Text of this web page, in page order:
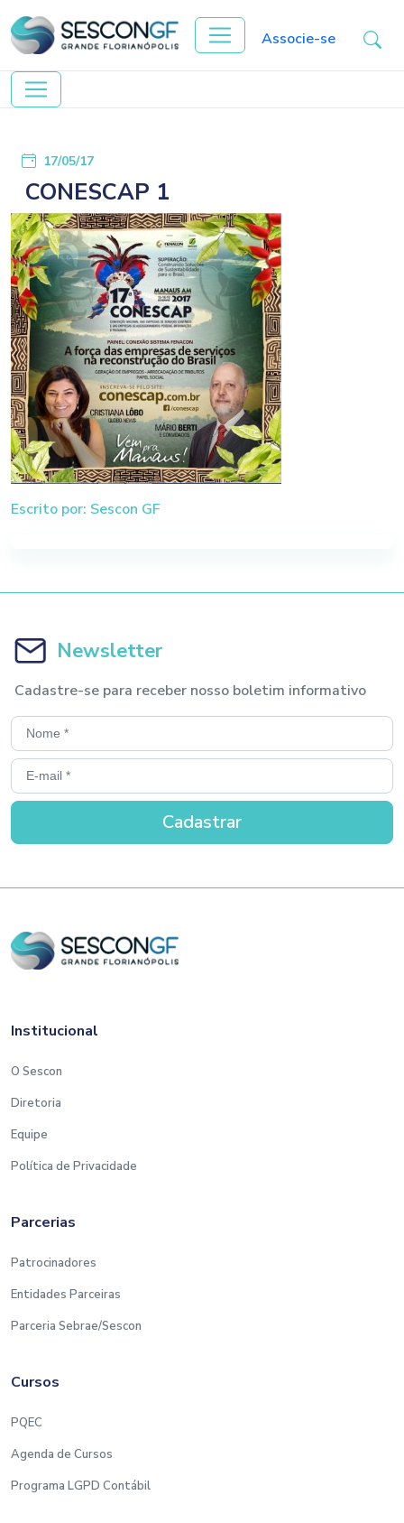
Associe-se
17/05/17
CONESCAP 1
Escrito por: Sescon GF
Newsletter
Cadastre-se para receber nosso boletim informativo
Institucional
O Sescon
Diretoria
Equipe
Política de Privacidade
Parcerias
Patrocinadores
Entidades Parceiras
Parceria Sebrae/Sescon
Cursos
PQEC
Agenda de Cursos
Programa LGPD Contábil